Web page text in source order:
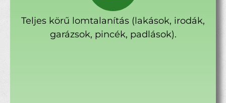
Teljes körű lomtalanítás (lakások, irodák,
garázsok, pincék, padlások).